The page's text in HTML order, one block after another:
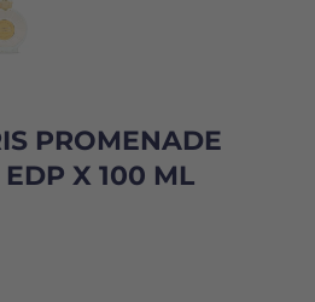
PROMENADE
X 100 ML